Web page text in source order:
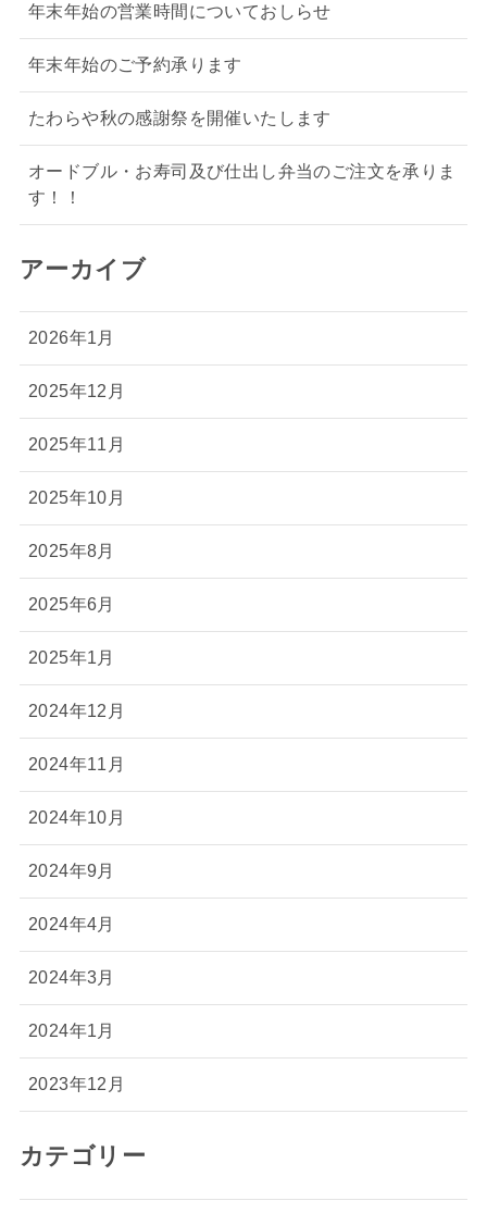
年末年始の営業時間についておしらせ
年末年始のご予約承ります
たわらや秋の感謝祭を開催いたします
オードブル・お寿司及び仕出し弁当のご注文を承りま
す！！
アーカイブ
2026年1月
2025年12月
2025年11月
2025年10月
2025年8月
2025年6月
2025年1月
2024年12月
2024年11月
2024年10月
2024年9月
2024年4月
2024年3月
2024年1月
2023年12月
カテゴリー